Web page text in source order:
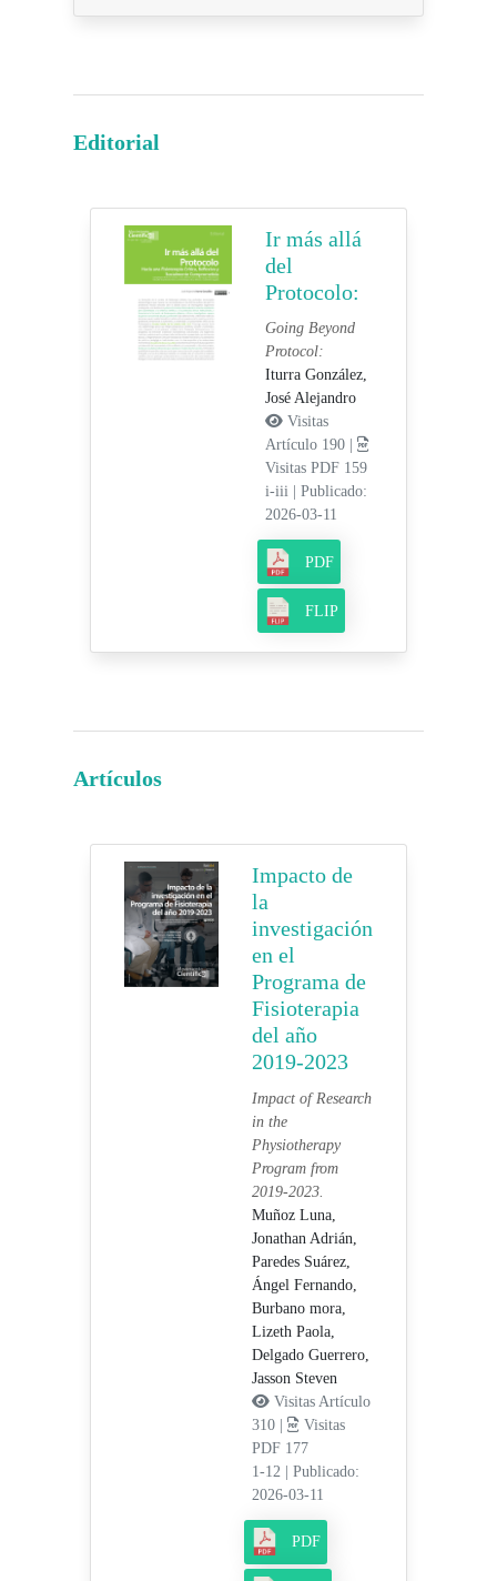
Editorial
Ir más allá
del
Protocolo:
Going Beyond
Protocol:
Iturra González,
José Alejandro
Visitas
Artículo 190 |
Visitas PDF 159
i-iii
Publicado:
2026-03-11
PDF
FLIP
Artículos
Impacto de
la
investigación
en el
Programa de
Fisioterapia
del año
2019-2023
Impact of Research
in the
Physiotherapy
Program from
2019-2023.
Muñoz Luna,
Jonathan Adrián,
Paredes Suárez,
Ángel Fernando,
Burbano mora,
Lizeth Paola,
Delgado Guerrero,
Jasson Steven
Visitas Artículo
310 |
Visitas
PDF 177
1-12 | Publicado:
2026-03-11
PDF